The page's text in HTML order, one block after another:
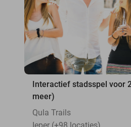
Interactief stadsspel voor
meer)
Qula Trails